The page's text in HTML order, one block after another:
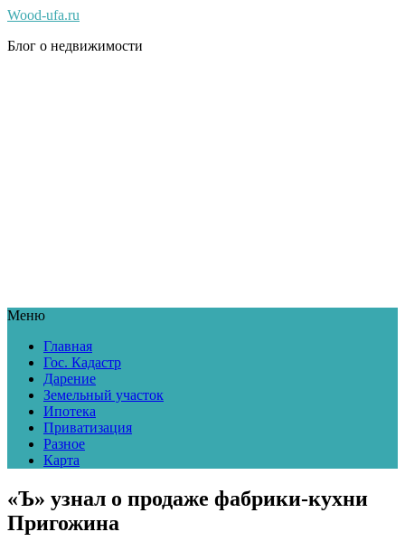
Wood-ufa.ru
Блог о недвижимости
Меню
Главная
Гос. Кадастр
Дарение
Земельный участок
Ипотека
Приватизация
Разное
Карта
«Ъ» узнал о продаже фабрики-кухни
Пригожина